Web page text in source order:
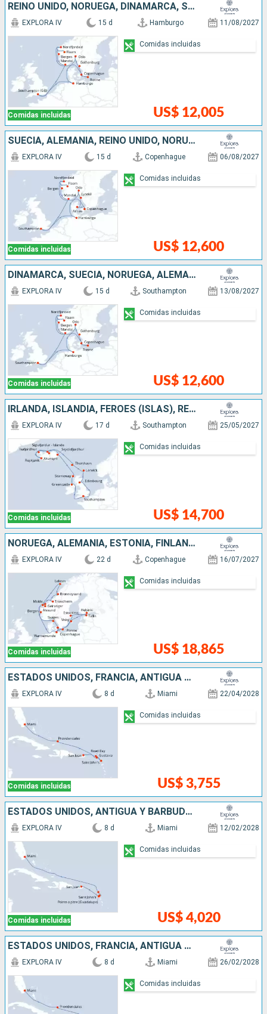
REINO UNIDO, NORUEGA, DINAMARCA, SUECIA, ALEMANIA
Comidas incluidas
EXPLORA IV 15 d Hamburgo 11/08/2027
US$ 12,005
Comidas incluidas
SUECIA, ALEMANIA, REINO UNIDO, NORUEGA, DINAMARCA
Comidas incluidas
EXPLORA IV 15 d Copenhague 06/08/2027
US$ 12,600
Comidas incluidas
DINAMARCA, SUECIA, NORUEGA, ALEMANIA, REINO UNIDO
Comidas incluidas
EXPLORA IV 15 d Southampton 13/08/2027
US$ 12,600
Comidas incluidas
IRLANDA, ISLANDIA, FÉROES (ISLAS), REINO UNIDO
Comidas incluidas
EXPLORA IV 17 d Southampton 25/05/2027
US$ 14,700
Comidas incluidas
NORUEGA, ALEMANIA, ESTONIA, FINLANDIA, SUECIA, DINAMARCA
Comidas incluidas
EXPLORA IV 22 d Copenhague 16/07/2027
US$ 18,865
Comidas incluidas
ESTADOS UNIDOS, FRANCIA, ANTIGUA Y BARBUDA, , PUERTO RICO
Comidas incluidas
EXPLORA IV 8 d Miami 22/04/2028
US$ 3,755
Comidas incluidas
ESTADOS UNIDOS, ANTIGUA Y BARBUDA, PUERTO RICO
Comidas incluidas
EXPLORA IV 8 d Miami 12/02/2028
US$ 4,020
Comidas incluidas
ESTADOS UNIDOS, FRANCIA, ANTIGUA Y BARBUDA, PUERTO RICO
EXPLORA IV 8 d Miami 26/02/2028
Comidas incluidas